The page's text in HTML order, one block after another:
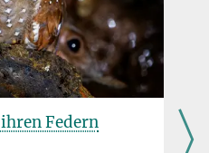
Federn